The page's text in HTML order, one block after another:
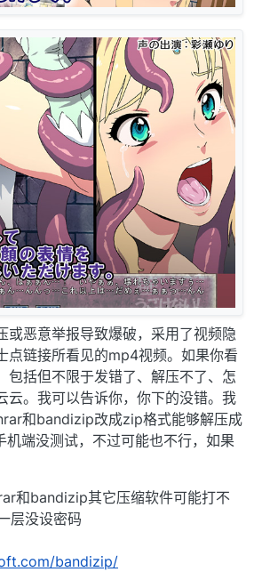
或恶意举报导致爆破，采用了视频隐
点链接所看见的mp4视频。如果你看
包括但不限于发错了、解压不了、怎
云。我可以告诉你，你下的没错。我
和bandizip改成zip格式能够解压成
端没测试，不过可能也不行，如果
和bandizip其它压缩软件可能打不
层没设密码
bandizip/